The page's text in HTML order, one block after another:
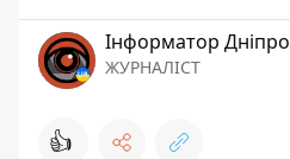
Інформатор Дніпро
ЖУРНАЛІСТ
👍